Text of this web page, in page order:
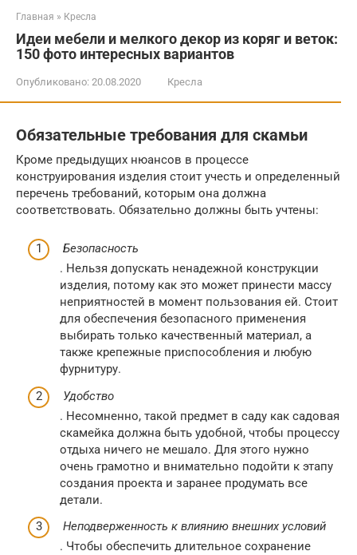
Главная » Кресла
Идеи мебели и мелкого декор из коряг и веток:
150 фото интересных вариантов
Опубликовано: 20.08.2020 Кресла
Обязательные требования для скамьи
Кроме предыдущих нюансов в процессе
конструирования изделия стоит учесть и определенный
перечень требований, которым она должна
соответствовать. Обязательно должны быть учтены:
Безопасность
. Нельзя допускать ненадежной конструкции
изделия, потому как это может принести массу
неприятностей в момент пользования ей. Стоит
для обеспечения безопасного применения
выбирать только качественный материал, а
также крепежные приспособления и любую
фурнитуру.
Удобство
. Несомненно, такой предмет в саду как садовая
скамейка должна быть удобной, чтобы процессу
отдыха ничего не мешало. Для этого нужно
очень грамотно и внимательно подойти к этапу
создания проекта и заранее продумать все
детали.
Неподверженность к влиянию внешних условий
. Чтобы обеспечить длительное сохранение